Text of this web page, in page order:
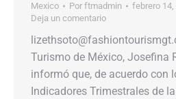
Mexico Por ftmadmin
febrero 14,
Deja un comentario
Turismo de México, Josefina
informó que, de acuerdo con
Indicadores Trimestrales de